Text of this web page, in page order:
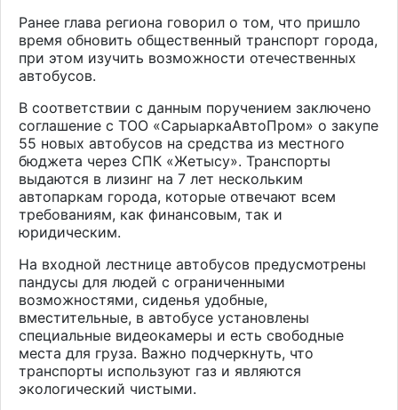
Ранее глава региона говорил о том, что пришло
время обновить общественный транспорт города,
при этом изучить возможности отечественных
автобусов.
В соответствии с данным поручением заключено
соглашение с ТОО «СарыаркаАвтоПром» о закупе
55 новых автобусов на средства из местного
бюджета через СПК «Жетысу». Транспорты
выдаются в лизинг на 7 лет нескольким
автопаркам города, которые отвечают всем
требованиям, как финансовым, так и
юридическим.
На входной лестнице автобусов предусмотрены
пандусы для людей с ограниченными
возможностями, сиденья удобные,
вместительные, в автобусе установлены
специальные видеокамеры и есть свободные
места для груза. Важно подчеркнуть, что
транспорты используют газ и являются
экологический чистыми.